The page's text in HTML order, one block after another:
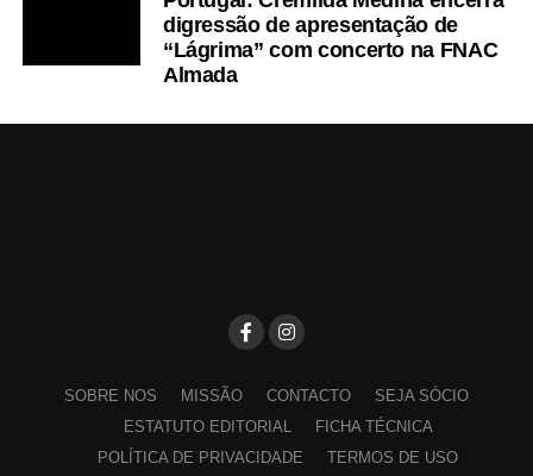
digressão de apresentação de
“Lágrima” com concerto na FNAC
Almada
SOBRE NOS MISSÃO CONTACTO
SEJA SÓCIO
ESTATUTO EDITORIAL
FICHA TÉCNICA
POLÍTICA DE PRIVACIDADE
TERMOS DE USO